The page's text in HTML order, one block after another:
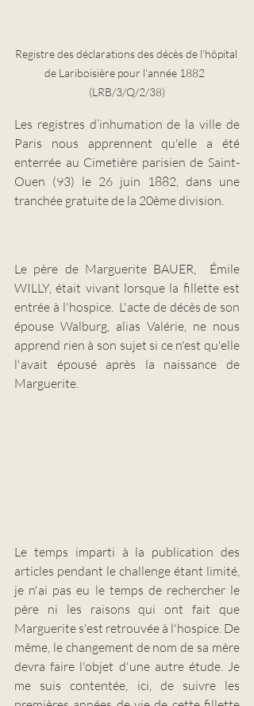
Registre des déclarations des décès de l'hôpital
de Lariboisière pour l'année 1882
(LRB/3/Q/2/38)
Les registres d’inhumation de la ville de
Paris nous apprennent qu'elle a été
enterrée au Cimetière parisien de Saint-
Ouen (93) le 26 juin 1882, dans une
tranchée gratuite de la 20ème division.
Le père de Marguerite BAUER,  Émile
WILLY, était vivant lorsque la fillette est
entrée à l'hospice.  L'acte de décès de son
épouse Walburg, alias Valérie, ne nous
apprend rien à son sujet si ce n'est qu'elle
l'avait épousé après la naissance de
Marguerite.
Le temps imparti à la publication des
articles pendant le challenge étant limité,
je n'ai pas eu le temps de rechercher le
père ni les raisons qui ont fait que
Marguerite s'est retrouvée à l'hospice. De
même, le changement de nom de sa mère
devra faire l'objet d'une autre étude. Je
me suis contentée, ici, de suivre les